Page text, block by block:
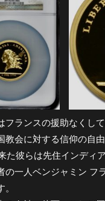
フランスの援助なくし
教会に対する信仰の自
た彼らは先住インディ
の一人ベンジャミン フ